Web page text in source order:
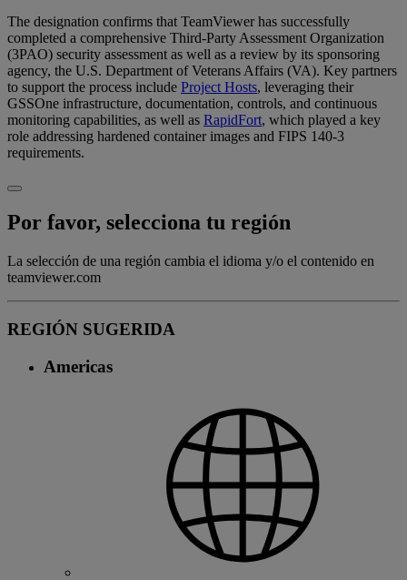
The designation confirms that TeamViewer has successfully
completed a comprehensive Third-Party Assessment Organization
(3PAO) security assessment as well as a review by its sponsoring
agency, the U.S. Department of Veterans Affairs (VA). Key partners
to support the process include Project Hosts, leveraging their
GSSOne infrastructure, documentation, controls, and continuous
monitoring capabilities, as well as RapidFort, which played a key
role addressing hardened container images and FIPS 140-3
requirements.
Por favor, selecciona tu región
La selección de una región cambia el idioma y/o el contenido en
teamviewer.com
REGIÓN SUGERIDA
Americas